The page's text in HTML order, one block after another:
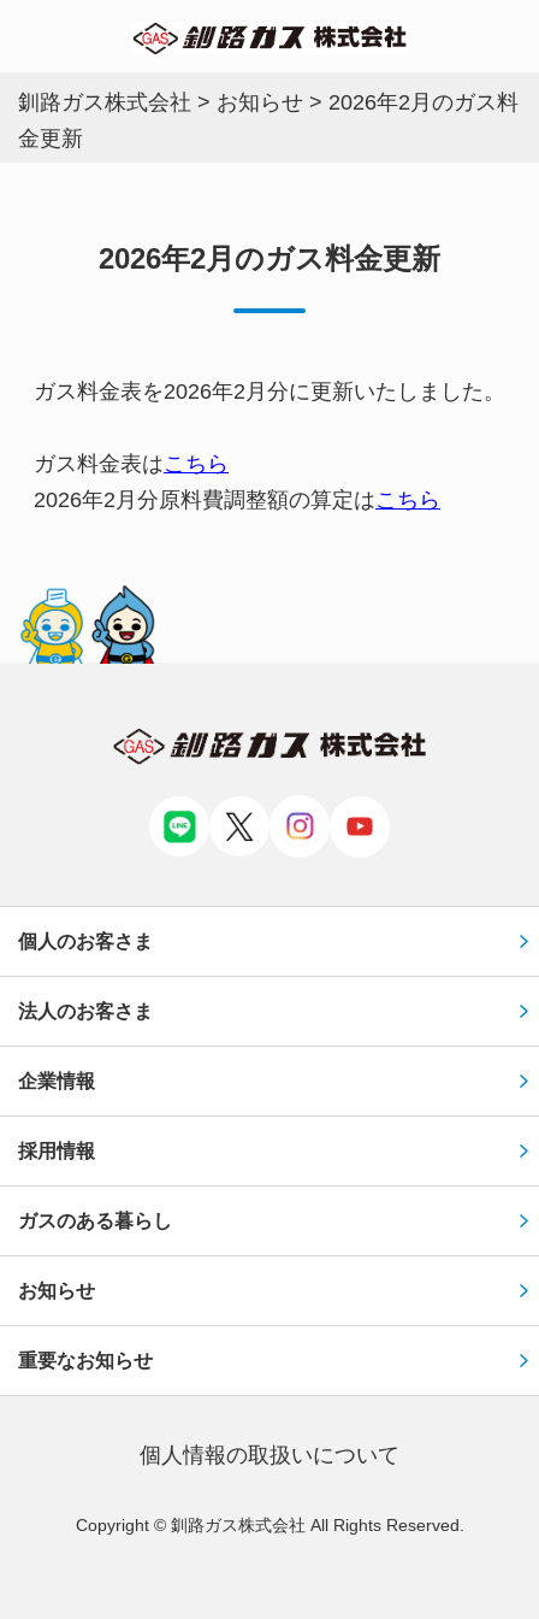
釧路ガス株式会社 > お知らせ > 2026年2月のガス料
金更新
2026年2月のガス料金更新
ガス料金表を2026年2月分に更新いたしました。
ガス料金表はこちら
2026年2月分原料費調整額の算定はこちら
個人のお客さま
法人のお客さま
企業情報
採用情報
ガスのある暮らし
お知らせ
重要なお知らせ
個⼈情報の取扱いについて
Copyright © 釧路ガス株式会社 All Rights Reserved.